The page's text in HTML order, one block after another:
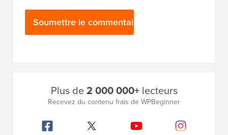
Plus de2 000 000+lecteurs
Recevez du contenu frais de WPBeginner